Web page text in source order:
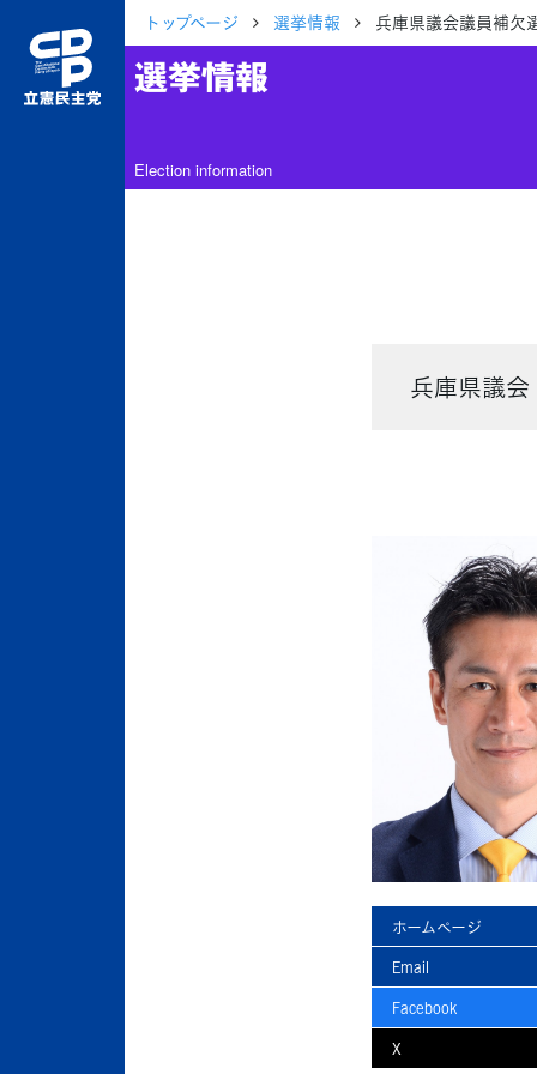
トップページ 選挙情報 兵庫県議会議員補欠
選挙情報
Election information
兵庫県議会
ホームページ
Email
Facebook
X